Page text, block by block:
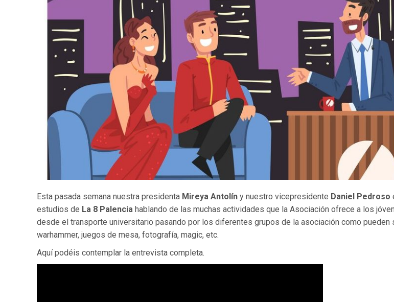
Esta pasada semana nuestra presidenta Mireya Antolín y nuestro vicepresidente Daniel Pedroso
estudios de La 8 Palencia hablando de las muchas actividades que la Asociación ofrece a los
desde el transporte universitario pasando por los diferentes grupos de la asociación como pueden
warhammer, juegos de mesa, fotografía, magic, etc.
Aquí podéis contemplar la entrevista completa.